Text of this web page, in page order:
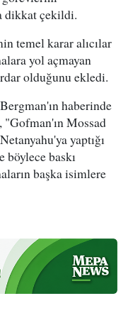
dikkat çekildi.
temel karar alıcılar
yol açmayan
olduğunu ekledi.
haberinde
"Gofman'ın Mossad
yaptığı
baskı
başka isimlere